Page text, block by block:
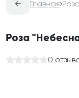
← Главная
Роза
0